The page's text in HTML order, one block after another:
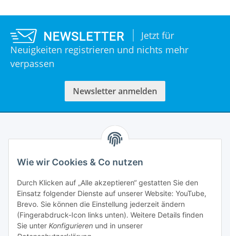
Jetzt für
Neuigkeiten registrieren und nichts mehr
verpassen
Newsletter anmelden
Informationen
Mein Account
Wie wir Cookies & Co nutzen
Durch Klicken auf „Alle akzeptieren“ gestatten Sie den
Einsatz folgender Dienste auf unserer Website: YouTube,
Brevo. Sie können die Einstellung jederzeit ändern
(Fingerabdruck-Icon links unten). Weitere Details finden
Sie unter Konfigurieren und in unserer